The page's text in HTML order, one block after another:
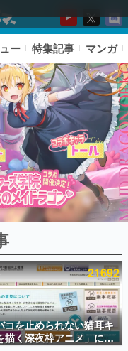
グ
ー 特集記事 マンガ
21692
コを止められない猫耳キ
描く深夜枠アニメ」に視